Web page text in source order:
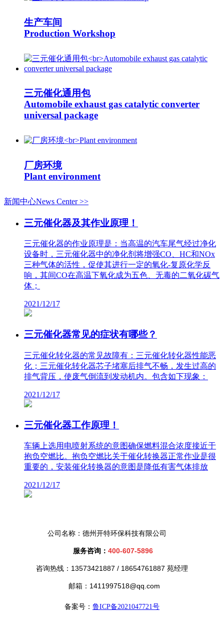
生产车间
Production Workshop
三元催化通用包
Automobile exhaust gas catalytic converter
universal package
厂房环境
Plant environment
新闻中心News Center >>
三元催化器及其作业原理！
三元催化器的作业原理是：当高温的汽车尾气经过净化
设备时，三元催化器中的净化剂将增强CO、HC和NOx
三种气体的活性，促使其进行一定的氧化-复原化学反
响，其间CO在高温下氧化成为五色、无毒的二氧化碳气
体；
2021/12/17
三元催化器常见的症状有哪些？
三元催化转化器的常见故障有：三元催化转化器性能恶
化；三元催化转化器芯子堵塞后排气不畅，发生过高的
排气背压，使废气倒流到发动机内。包含如下现象：
2021/12/17
三元催化器工作原理！
车辆上选用电喷射系统的意图确保燃料混合浓度接近于
抱负空燃比。抱负空燃比关于催化转换器正常作业是很
重要的，安装催化转换器的意图是降低有害气体排放
2021/12/17
公司名称：德州开特环保科技有限公司
服务咨询： 400-607-5896
咨询热线：13573421887 / 18654761887 苑经理
邮箱：1411997518@qq.com
备案号： 鲁ICP备2021047721号